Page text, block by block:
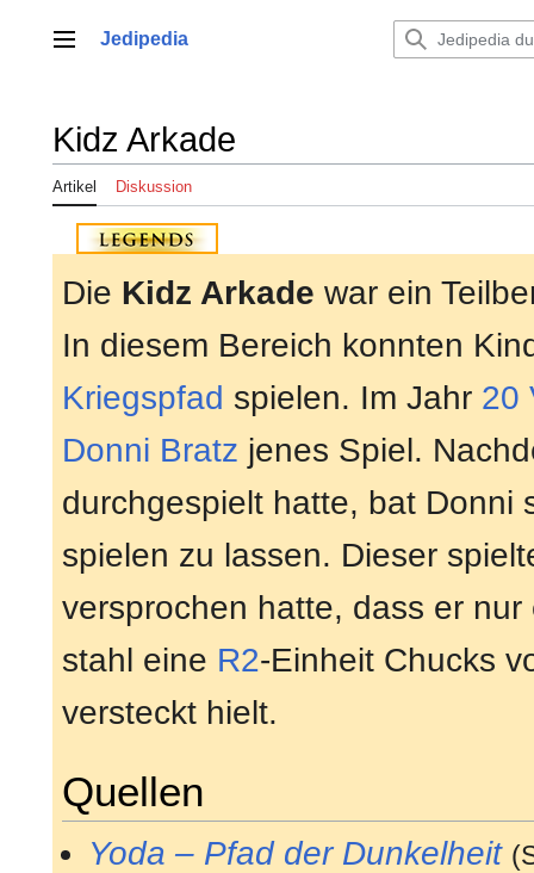
springenHauptmenü
Jedipedia
Kidz Arkade
Artikel Diskussion
Die Kidz Arkade war ein
In diesem Bereich konnten
Kriegspfad spielen. Im Jahr 20
Donni Bratz jenes Spiel.
durchgespielt hatte, bat Donni
spielen zu lassen. Dieser
versprochen hatte, dass er
stahl eine R2-Einheit Chucks
versteckt hielt.
Quellen
Yoda – Pfad der Dunkelheit